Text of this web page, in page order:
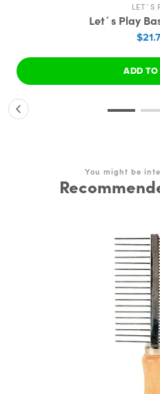
LET´S
Let´s Play
ADD
You might be